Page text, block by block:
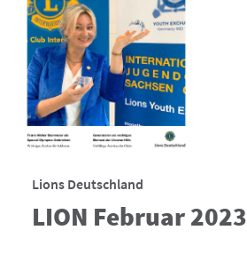
Lions Deutschland
LION Februar 2023